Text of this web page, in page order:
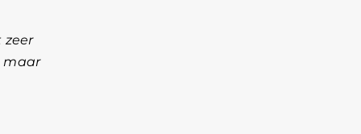
zeer
maar